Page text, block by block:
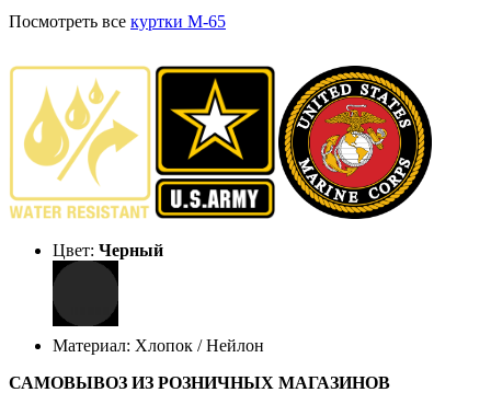
Посмотреть все куртки М-65
Цвет: Черный
Материал: Хлопок / Нейлон
САМОВЫВОЗ ИЗ РОЗНИЧНЫХ МАГАЗИНОВ